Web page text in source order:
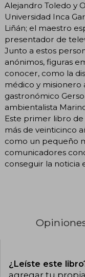
Alejandro Toledo y
Universidad Inca
Liñán; el maestro
presentador de
Junto a estos
anónimos, figuras
conocer, como la
médico y misionero
gastronómico
ambientalista
Este primer libro de
más de veinticinco
como un pequeño
comunicadores
conseguir la noticia
¿Leíste este
agregar tu